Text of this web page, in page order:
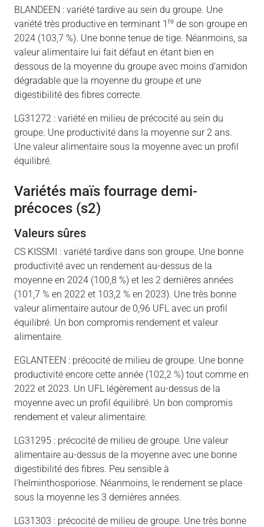
BLANDEEN : variété tardive au sein du groupe. Une
variété très productive en terminant 1 re de son groupe en
2024 (103,7 %). Une bonne tenue de tige. Néanmoins, sa
valeur alimentaire lui fait défaut en étant bien en
dessous de la moyenne du groupe avec moins d’amidon
dégradable que la moyenne du groupe et une
digestibilité des fibres correcte.
LG31272 : variété en milieu de précocité au sein du
groupe. Une productivité dans la moyenne sur 2 ans.
Une valeur alimentaire sous la moyenne avec un profil
équilibré.
variétés maïs fourrage demi-
précoces (s2)
valeurs sûres
CS KISSMI : variété tardive dans son groupe. Une bonne
productivité avec un rendement au-dessus de la
moyenne en 2024 (100,8 %) et les 2 dernières années
(101,7 % en 2022 et 103,2 % en 2023). Une très bonne
valeur alimentaire autour de 0,96 UFL avec un profil
équilibré. Un bon compromis rendement et valeur
alimentaire.
EGLANTEEN : précocité de milieu de groupe. Une bonne
productivité encore cette année (102,2 %) tout comme en
2022 et 2023. Un UFL légèrement au-dessus de la
moyenne avec un profil équilibré. Un bon compromis
rendement et valeur alimentaire.
LG31295 : précocité de milieu de groupe. Une valeur
alimentaire au-dessus de la moyenne avec une bonne
digestibilité des fibres. Peu sensible à
l’helminthosporiose. Néanmoins, le rendement se place
sous la moyenne les 3 dernières années.
LG31303 : précocité de milieu de groupe. Une très bonne